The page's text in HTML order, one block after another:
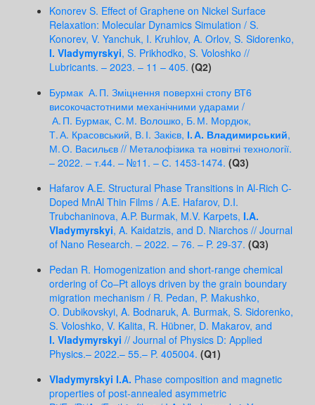
Konorev S. Effect of Graphene on Nickel Surface
Relaxation: Molecular Dynamics Simulation / S.
Konorev, V. Yanchuk, I. Kruhlov, A. Orlov, S. Sidorenko,
I. Vladymyrskyi, S. Prikhodko, S. Voloshko //
Lubricants. – 2023. – 11 – 405. (Q2)
Бурмак А. П. Зміцнення поверхні стопу ВТ6
високочастотними механічними ударами /
А. П. Бурмак, С. М. Волошко, Б. М. Мордюк,
Т. А. Красовський, В. І. Закієв, І. А. Владимирський,
М. О. Васильєв // Металофізика та новітні технології.
– 2022. – т.44. – №11. – С. 1453-1474. (Q3)
Hafarov A.E. Structural Phase Transitions in Al-Rich C-
Doped MnAl Thin Films / A.E. Hafarov, D.I.
Trubchaninova, A.P. Burmak, M.V. Karpets, I.A.
Vladymyrskyi, A. Kaidatzis, and D. Niarchos // Journal
of Nano Research. – 2022. – 76. – P. 29-37. (Q3)
Pedan R. Homogenization and short-range chemical
ordering of Co–Pt alloys driven by the grain boundary
migration mechanism / R. Pedan, P. Makushko,
O. Dubikovskyi, A. Bodnaruk, A. Burmak, S. Sidorenko,
S. Voloshko, V. Kalita, R. Hübner, D. Makarov, and
I. Vladymyrskyi // Journal of Physics D: Applied
Physics.– 2022.– 55.– P. 405004. (Q1)
Vladymyrskyi I.A. Phase composition and magnetic
properties of post-annealed asymmetric